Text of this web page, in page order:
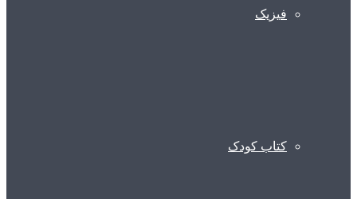
فیزیک
کتاب کودک